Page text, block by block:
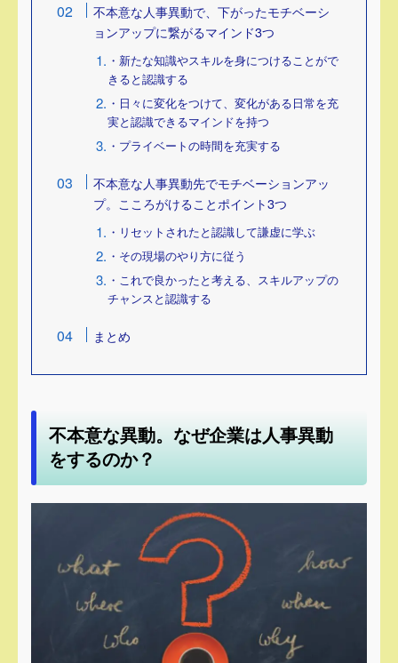
不本意な人事異動で、下がったモチベーシ
ョンアップに繋がるマインド3つ
・新たな知識やスキルを身につけることがで
きると認識する
・日々に変化をつけて、変化がある日常を充
実と認識できるマインドを持つ
・プライベートの時間を充実する
不本意な人事異動先でモチベーションアッ
プ。こころがけることポイント3つ
・リセットされたと認識して謙虚に学ぶ
・その現場のやり方に従う
・これで良かったと考える、スキルアップの
チャンスと認識する
まとめ
不本意な異動。なぜ企業は人事異動
をするのか？